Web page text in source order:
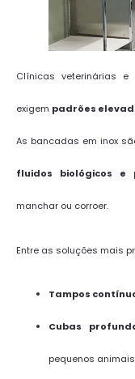
Clínicas veterinárias
exigem padrões
As bancadas em inox
fluidos biológicos e
manchar ou corroer.
Entre as soluções mais
Tampos
Cubas
pequenos